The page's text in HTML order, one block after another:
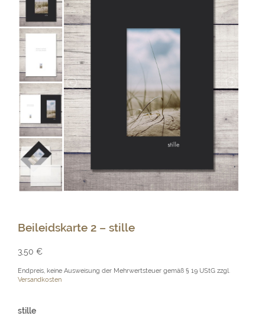
Beileidskarte 2 – stille
3,50 €
Endpreis, keine Ausweisung der Mehrwertsteuer gemäß § 19 UStG zzgl.
Versandkosten
stille